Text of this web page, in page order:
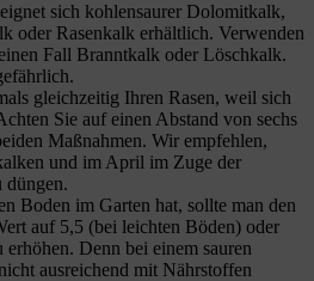
sich kohlensaurer Dolomitkalk,
oder Rasenkalk erhältlich. Verwenden
Fall Branntkalk oder Löschkalk.
gleichzeitig Ihren Rasen, weil sich
Sie auf einen Abstand von sechs
Maßnahmen. Wir empfehlen,
und im April im Zuge der
düngen.
Boden im Garten hat, sollte man den
auf 5,5 (bei leichten Böden) oder
Denn bei einem sauren
ausreichend mit Nährstoffen